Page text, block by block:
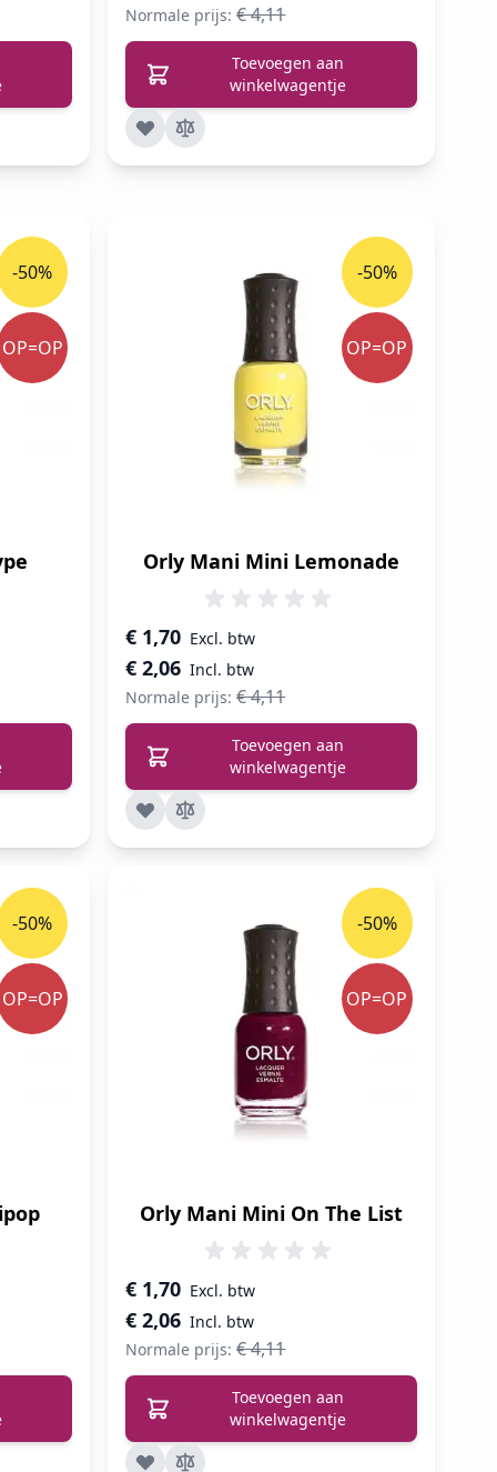
Normale prijs: € 4,11
Toevoegen aan
winkelwagentje
-50%
OP=OP
Orly Mani Mini Lemonade
Speciale prijs
€ 2,06
€ 1,70
Normale prijs: € 4,11
-50%
OP=OP
Toevoegen aan
winkelwagentje
-50%
OP=OP
Orly Mani Mini On The List
Speciale prijs
€ 2,06
€ 1,70
Normale prijs: € 4,11
-50%
OP=OP
Toevoegen aan
winkelwagentje